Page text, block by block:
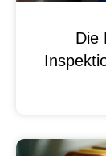
Die